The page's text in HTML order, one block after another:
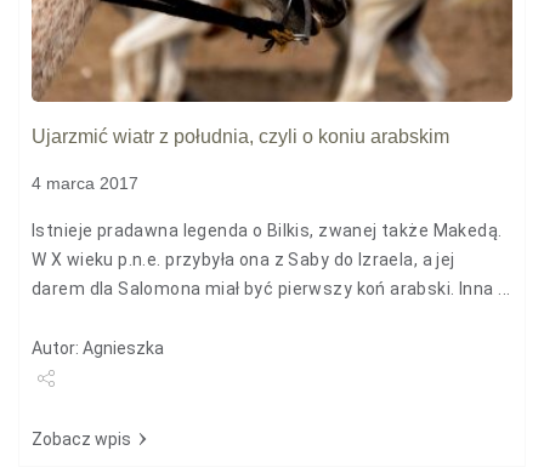
Ujarzmić wiatr z południa, czyli o koniu arabskim
4 marca 2017
Istnieje pradawna legenda o Bilkis, zwanej także Makedą.
W X wieku p.n.e. przybyła ona z Saby do Izraela, a jej
darem dla Salomona miał być pierwszy koń arabski. Inna ...
Autor: Agnieszka
Zobacz wpis